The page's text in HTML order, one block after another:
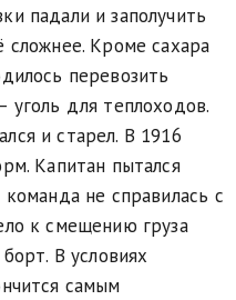
падали и заполучить
сложнее. Кроме сахара
перевозить
уголь для теплоходов.
и старел. В 1916
Капитан пытался
не справилась с
к смещению груза
В условиях
самым